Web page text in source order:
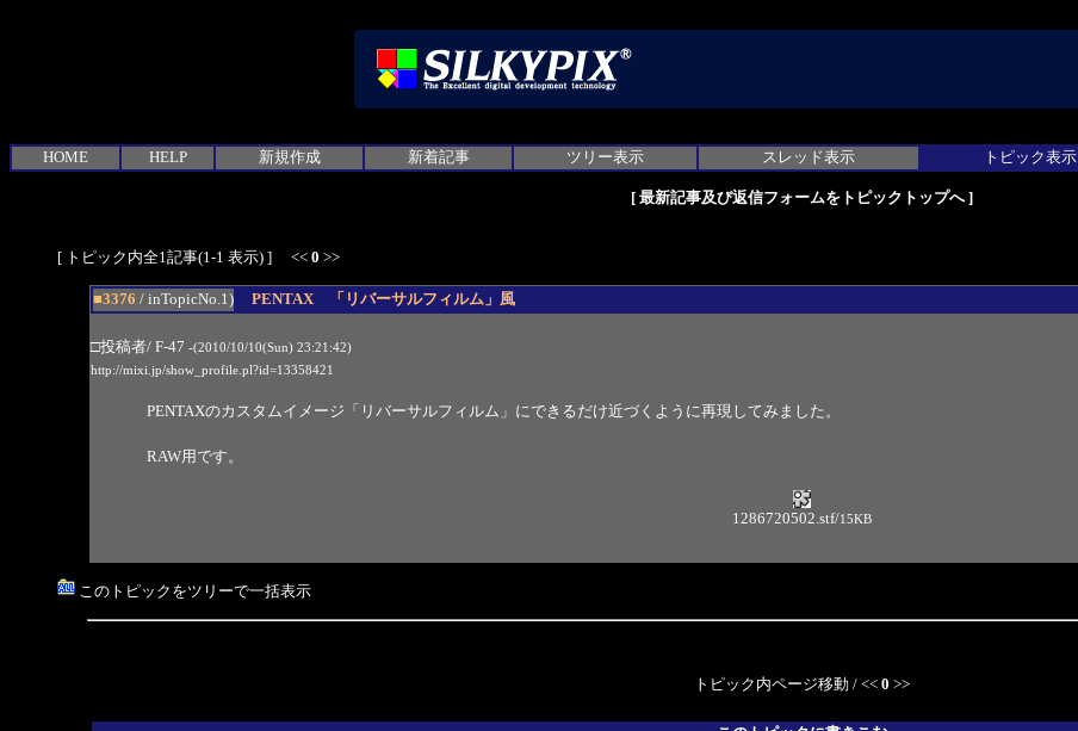
HOME HELP 新規作成 新着記事 ツリー表示 スレッド表示 トピック表示
[ 最新記事及び返信フォームをトピックトップへ]
[ トピック内全1記事(1-1 表示) ] << 0 >>
■3376 / inTopicNo.1)
PENTAX 「リバーサルフィルム」風
□投稿者/ F-47 -(2010/10/10(Sun) 23:21:42)
http://mixi.jp/show_profile.pl?id=13358421
PENTAXのカスタムイメージ「リバーサルフィルム」にできるだけ近づくように再現してみました。
RAW用です。
1286720502.stf/15KB
このトピックをツリーで一括表示
トピック内ページ移動 / << 0 >>